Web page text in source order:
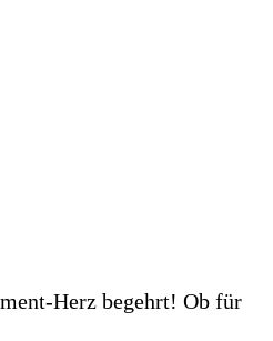
Herz begehrt! Ob für